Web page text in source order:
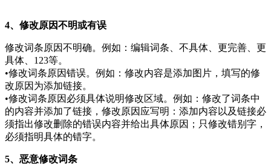
4、修改原因不明或有误
修改词条原因不明确。例如：编辑词条、不具体、更完善、更
具体、123等。
•修改词条原因错误。例如：修改内容是添加图片，填写的修
改原因为添加链接。
•修改词条原因必须具体说明修改区域。例如：修改了词条中
的内容并添加了链接，修改原因应写明：添加内容以及链接必
须指出修改删除的错误内容并给出具体原因；只修改错别字，
必须指明具体的错字。
5、恶意修改词条